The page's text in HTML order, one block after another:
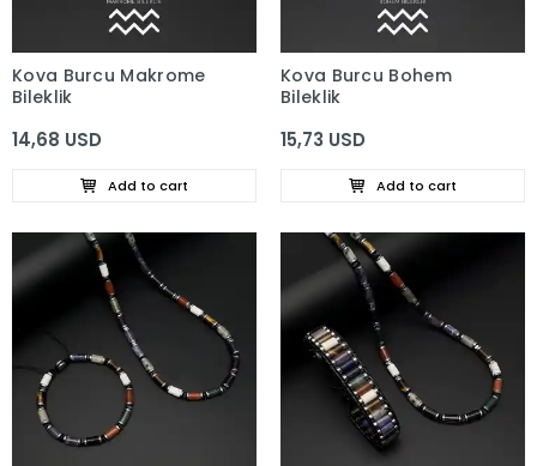
Kova Burcu Makrome
Bileklik
14,68 USD
Add to cart
Kova Burcu Bohem
Bileklik
15,73 USD
Add to cart